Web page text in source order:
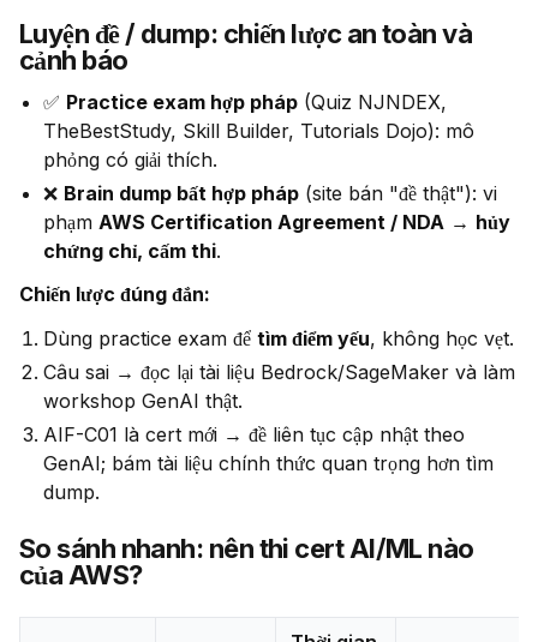
Luyện đề / dump: chiến lược an toàn và
cảnh báo
✅ Practice exam hợp pháp (Quiz NJNDEX,
TheBestStudy, Skill Builder, Tutorials Dojo): mô
phỏng có giải thích.
❌ Brain dump bất hợp pháp (site bán "đề thật"): vi
phạm AWS Certification Agreement / NDA → hủy
chứng chỉ, cấm thi.
Chiến lược đúng đắn:
Dùng practice exam để tìm điểm yếu, không học vẹt.
Câu sai → đọc lại tài liệu Bedrock/SageMaker và làm
workshop GenAI thật.
AIF-C01 là cert mới → đề liên tục cập nhật theo
GenAI; bám tài liệu chính thức quan trọng hơn tìm
dump.
So sánh nhanh: nên thi cert AI/ML nào
của AWS?